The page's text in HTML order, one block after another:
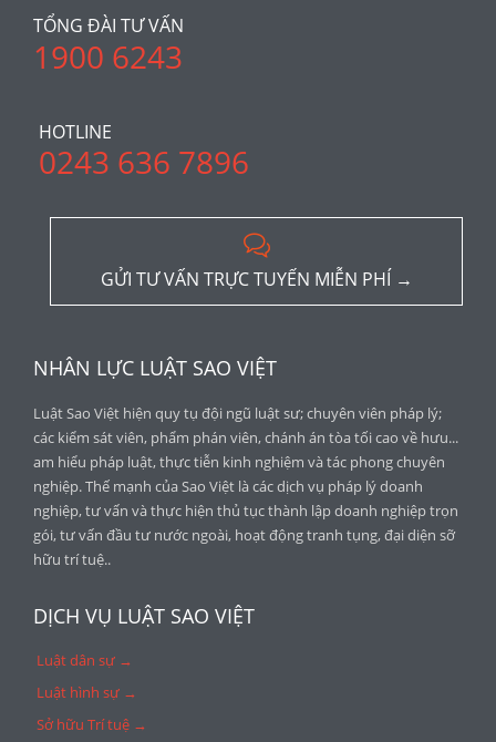
TỔNG ĐÀI TƯ VẤN
1900 6243
HOTLINE
0243 636 7896

GỬI TƯ VẤN TRỰC TUYẾN MIỄN PHÍ →
NHÂN LỰC LUẬT SAO VIỆT
Luật Sao Việt hiện quy tụ đội ngũ luật sư; chuyên viên pháp lý;
các kiểm sát viên, phẩm phán viên, chánh án tòa tối cao về hưu...
am hiểu pháp luật, thực tiễn kinh nghiệm và tác phong chuyên
nghiệp. Thế mạnh của Sao Việt là các dịch vụ pháp lý doanh
nghiệp, tư vấn và thực hiện thủ tục thành lập doanh nghiệp trọn
gói, tư vấn đầu tư nước ngoài, hoạt động tranh tụng, đại diện sỡ
hữu trí tuệ..
DỊCH VỤ LUẬT SAO VIỆT
Luật dân sự →
Luật hình sự →
Sở hữu Trí tuệ →